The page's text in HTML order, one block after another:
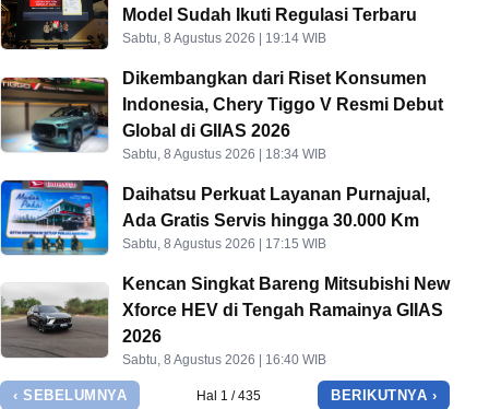
Model Sudah Ikuti Regulasi Terbaru
Sabtu, 8 Agustus 2026 | 19:14 WIB
Dikembangkan dari Riset Konsumen
Indonesia, Chery Tiggo V Resmi Debut
Global di GIIAS 2026
Sabtu, 8 Agustus 2026 | 18:34 WIB
Daihatsu Perkuat Layanan Purnajual,
Ada Gratis Servis hingga 30.000 Km
Sabtu, 8 Agustus 2026 | 17:15 WIB
Kencan Singkat Bareng Mitsubishi New
Xforce HEV di Tengah Ramainya GIIAS
2026
Sabtu, 8 Agustus 2026 | 16:40 WIB
‹ SEBELUMNYA Hal 1 / 435 BERIKUTNYA ›